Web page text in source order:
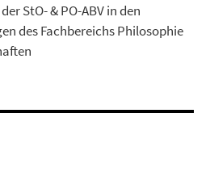
StO- & PO-ABV in den
des Fachbereichs Philosophie